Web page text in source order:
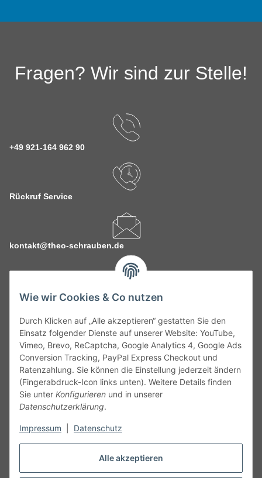
Alle akzeptieren
Wie wir Cookies & Co nutzen
Durch Klicken auf „Alle akzeptieren“ gestatten Sie den
Einsatz folgender Dienste auf unserer Website: YouTube,
Vimeo, Brevo, ReCaptcha, Google Analytics 4, Google Ads
Conversion Tracking, PayPal Express Checkout und
Ratenzahlung. Sie können die Einstellung jederzeit ändern
(Fingerabdruck-Icon links unten). Weitere Details finden
Sie unter Konfigurieren und in unserer
Datenschutzerklärung.
Impressum Datenschutz
Fragen? Wir sind zur Stelle!
+49 921-164 962 90
Rückruf Service
kontakt@theo-schrauben.de
Service
Gesetzliche Informationen
Alle technischen Angaben ohne Gewähr. Irrtümer und fehlerhafte
Angaben vorbehalten. Wenn Sie Datenblätter oder spezielle
unseren Kundenservice. Abbildungen der Artikel können
Vertrag widerrufen